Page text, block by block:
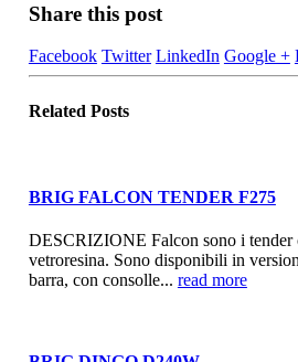
Share this post
Facebook Twitter LinkedIn Google +
Related Posts
BRIG FALCON TENDER F275
DESCRIZIONE Falcon sono i tender
vetroresina. Sono disponibili in
barra, con consolle... read more